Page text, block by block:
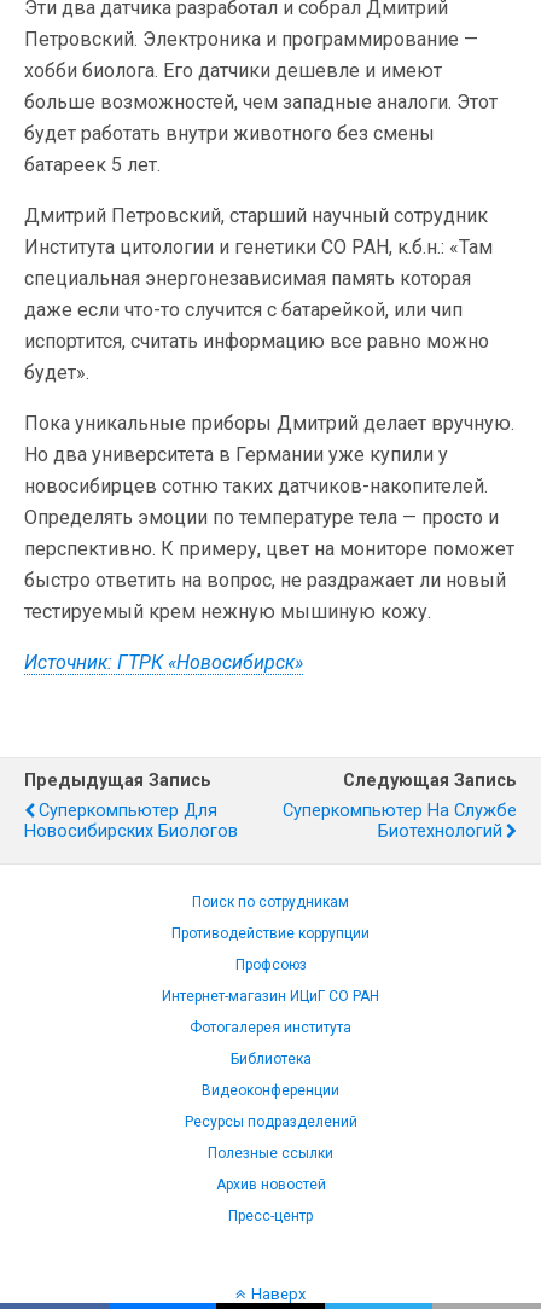
Эти два датчика разработал и собрал Дмитрий
Петровский. Электроника и программирование —
хобби биолога. Его датчики дешевле и имеют
больше возможностей, чем западные аналоги. Этот
будет работать внутри животного без смены
батареек 5 лет.
Дмитрий Петровский, старший научный сотрудник
Института цитологии и генетики СО РАН, к.б.н.: «Там
специальная энергонезависимая память которая
даже если что-то случится с батарейкой, или чип
испортится, считать информацию все равно можно
будет».
Пока уникальные приборы Дмитрий делает вручную.
Но два университета в Германии уже купили у
новосибирцев сотню таких датчиков-накопителей.
Определять эмоции по температуре тела — просто и
перспективно. К примеру, цвет на мониторе поможет
быстро ответить на вопрос, не раздражает ли новый
тестируемый крем нежную мышиную кожу.
Источник: ГТРК «Новосибирск»
Предыдущая Запись
Суперкомпьютер Для
Новосибирских Биологов
Следующая Запись
Суперкомпьютер На Службе
Биотехнологий
Поиск по сотрудникам
Противодействие коррупции
Профсоюз
Интернет-магазин ИЦиГ СО РАН
Фотогалерея института
Библиотека
Видеоконференции
Ресурсы подразделений
Полезные ссылки
Архив новостей
Пресс-центр
Наверх